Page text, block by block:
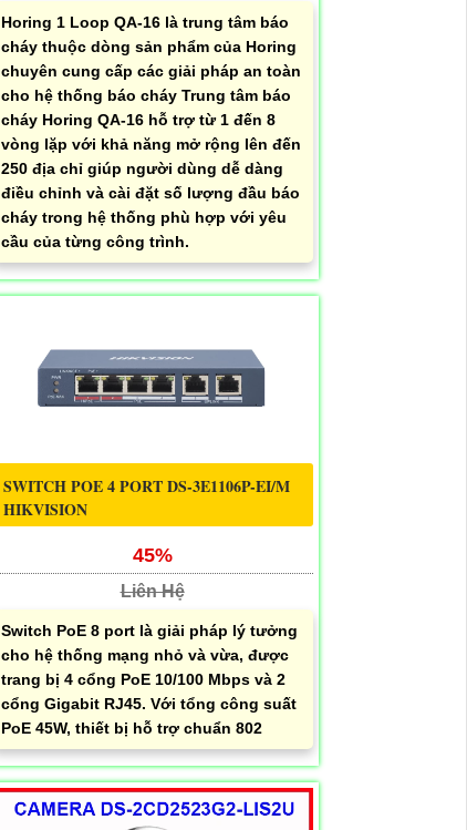
Horing 1 Loop QA-16 là trung tâm báo
cháy thuộc dòng sản phẩm của Horing
chuyên cung cấp các giải pháp an toàn
cho hệ thống báo cháy Trung tâm báo
cháy Horing QA-16 hỗ trợ từ 1 đến 8
vòng lặp với khả năng mở rộng lên đến
250 địa chỉ giúp người dùng dễ dàng
điều chỉnh và cài đặt số lượng đầu báo
cháy trong hệ thống phù hợp với yêu
cầu của từng công trình.
SWITCH POE 4 PORT DS-3E1106P-EI/M
HIKVISION
45%
Liên Hệ
Switch PoE 8 port là giải pháp lý tưởng
cho hệ thống mạng nhỏ và vừa, được
trang bị 4 cổng PoE 10/100 Mbps và 2
cổng Gigabit RJ45. Với tổng công suất
PoE 45W, thiết bị hỗ trợ chuẩn 802